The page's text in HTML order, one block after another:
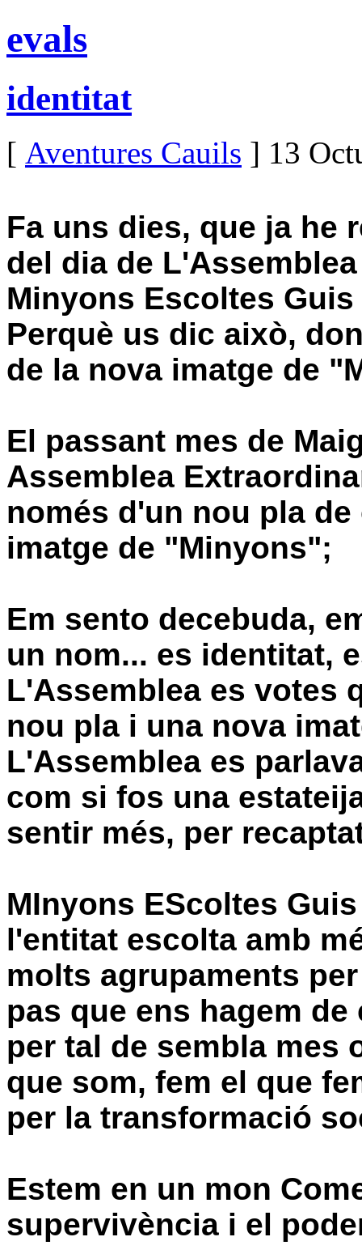
evals
identitat
[ Aventures Cauils ] 13
Fa uns dies, que ja he
del dia de L'Assemblea
Minyons Escoltes
Perquè us dic això,
de la nova imatge de
El passant mes de
Assemblea
només d'un nou pla
imatge de "Minyons";
Em sento decebuda,
un nom... es identitat,
L'Assemblea es votes
nou pla i una nova
L'Assemblea es
com si fos una
sentir més, per
MInyons EScoltes
l'entitat escolta amb
molts agrupaments
pas que ens hagem
per tal de sembla mes
que som, fem el que
per la transformació
Estem en un mon
supervivència i el